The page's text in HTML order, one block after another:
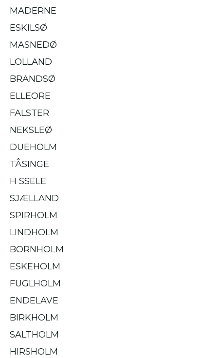
MADERNE
ESKILSØ
MASNEDØ
LOLLAND
BRANDSØ
ELLEORE
FALSTER
NEKSLEØ
DUEHOLM
TÅSINGE
H SSELE
SJÆLLAND
SPIRHOLM
LINDHOLM
BORNHOLM
ESKEHOLM
FUGLHOLM
ENDELAVE
BIRKHOLM
SALTHOLM
HIRSHOLM